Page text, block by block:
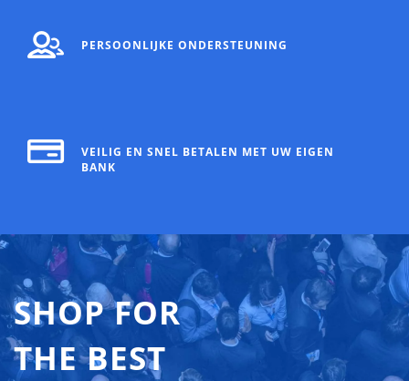
PERSOONLIJKE ONDERSTEUNING
VEILIG EN SNEL BETALEN MET UW EIGEN
BANK
SHOP FOR
THE BEST